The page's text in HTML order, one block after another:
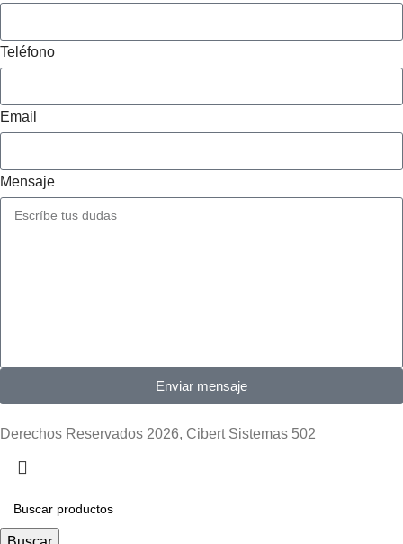
Teléfono
Email
Mensaje
Enviar mensaje
Derechos Reservados 2026, Cibert Sistemas 502